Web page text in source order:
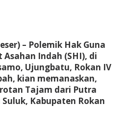
– Polemik Hak Guna
Asahan Indah (SHI), di
Ujungbatu, Rokan IV
kian memanaskan,
Tajam dari Putra
Kabupaten Rokan